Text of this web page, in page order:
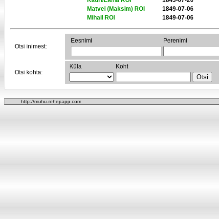
Matvei (Maksim) ROI
1849-07-06
Mihail ROI
1849-07-06
Otsi inimest:
Eesnimi Perenimi
Otsi kohta:
Küla Koht
http://muhu.rehepapp.com